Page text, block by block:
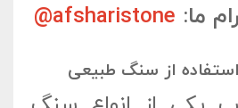
ما: afsharistone@
از سنگ طبیعی